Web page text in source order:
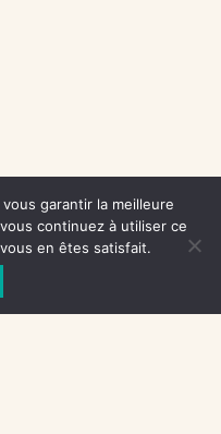
garantir la meilleure
continuez à utiliser ce
en êtes satisfait.